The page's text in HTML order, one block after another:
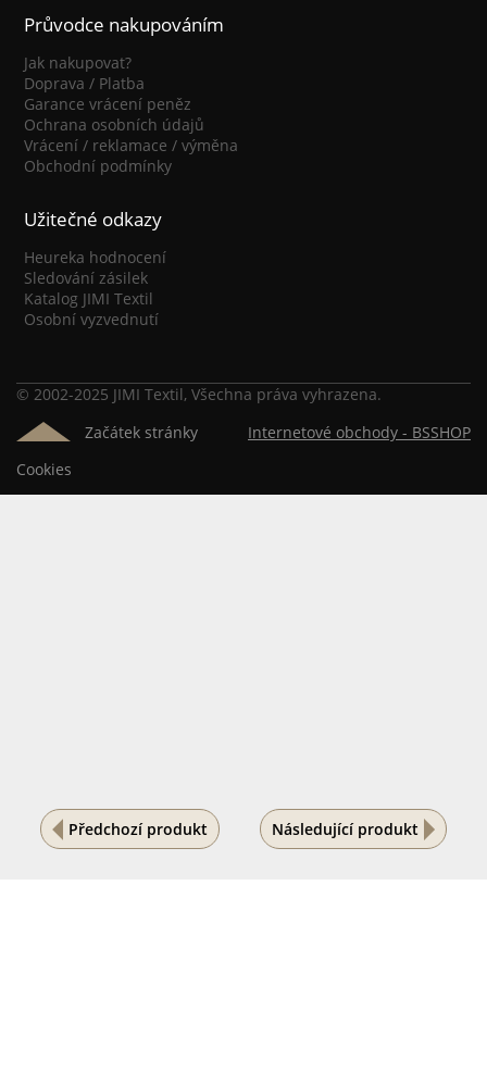
Předchozí produkt Následující produkt
Průvodce nakupováním
Jak nakupovat?
Doprava / Platba
Garance vrácení peněz
Ochrana osobních údajů
Vrácení / reklamace / výměna
Obchodní podmínky
Užitečné odkazy
Heureka hodnocení
Sledování zásilek
Katalog JIMI Textil
Osobní vyzvednutí
© 2002-2025 JIMI Textil, Všechna práva vyhrazena.
Začátek stránky
Internetové obchody - BSSHOP
Cookies